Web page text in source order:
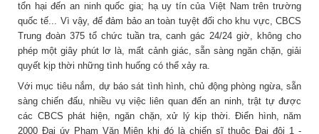
tổn hại đến an ninh quốc gia; hạ uy tín của Việt Nam trên trường
quốc tế... Vì vậy, để đảm bảo an toàn tuyệt đối cho khu vực, CBCS
Trung đoàn 375 tổ chức tuần tra, canh gác 24/24 giờ, không cho
phép một giây phút lơ là, mất cảnh giác, sẵn sàng ngăn chặn, giải
quyết kịp thời những tình huống có thể xảy ra.
Với mục tiêu nắm, dự báo sát tình hình, chủ động phòng ngừa, sẵn
sàng chiến đấu, nhiều vụ việc liên quan đến an ninh, trật tự được
các CBCS phát hiện, ngăn chặn, xử lý kịp thời. Điển hình, năm
2000 Đại úy Phạm Văn Miên khi đó là chiến sĩ thuộc Đại đội 1 -